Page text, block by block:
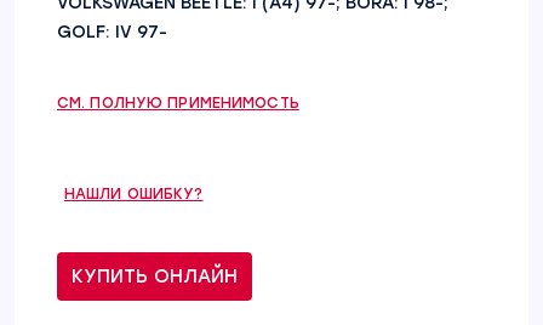
GOLF: IV 97-
СМ. ПОЛНУЮ ПРИМЕНИМОСТЬ
НАШЛИ ОШИБКУ?
КУПИТЬ ОНЛАЙН